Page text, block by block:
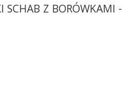
SCHAB Z BORÓWKAMI -